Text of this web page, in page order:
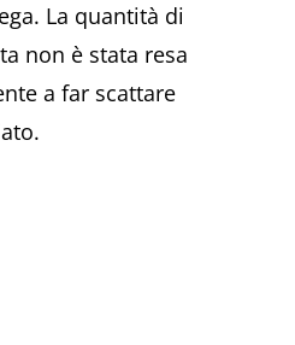
La quantità di
non è stata resa
a far scattare